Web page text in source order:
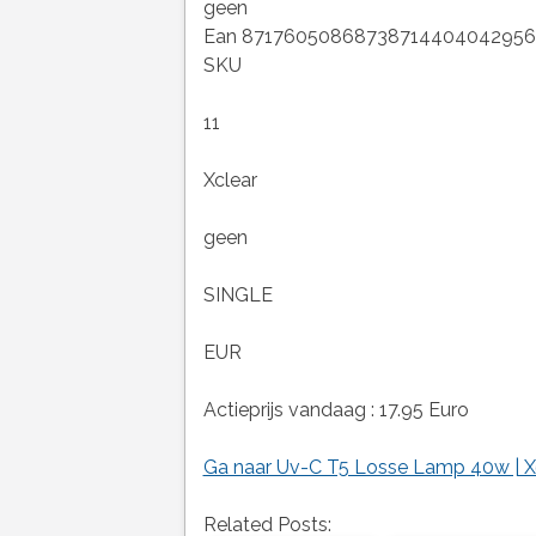
geen
Ean 87176050868738714404042956
SKU
11
Xclear
geen
SINGLE
EUR
Actieprijs vandaag : 17.95 Euro
Ga naar Uv-C T5 Losse Lamp 40w |
Related Posts: